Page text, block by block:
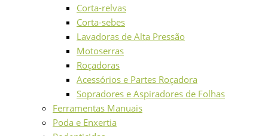
Corta-relvas
Corta-sebes
Lavadoras de Alta Pressão
Motoserras
Roçadoras
Acessórios e Partes Roçadora
Sopradores e Aspiradores de Folhas
Ferramentas Manuais
Poda e Enxertia